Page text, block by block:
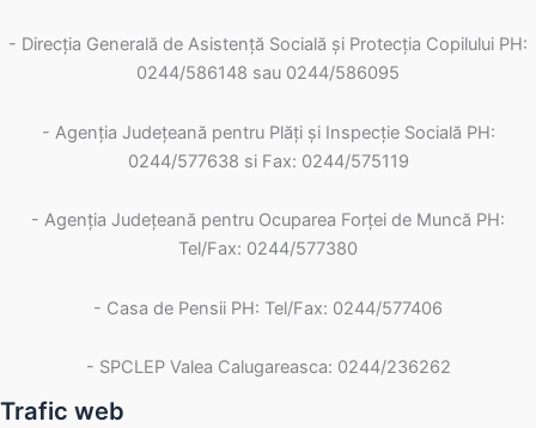
- Direcția Generală de Asistență Socială și Protecția Copilului PH:
0244/586148 sau 0244/586095
- Agenția Județeană pentru Plăți și Inspecție Socială PH:
0244/577638 si Fax: 0244/575119
- Agenţia Judeţeană pentru Ocuparea Forţei de Muncă PH:
Tel/Fax: 0244/577380
- Casa de Pensii PH: Tel/Fax: 0244/577406
- SPCLEP Valea Calugareasca: 0244/236262
Trafic web